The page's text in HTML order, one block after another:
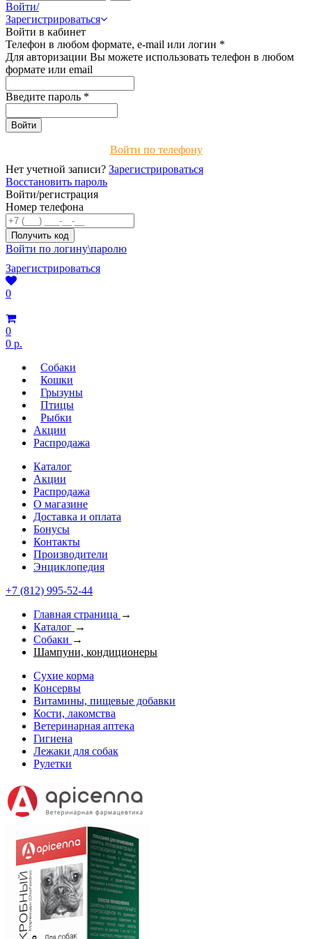
Войти/
Зарегистрироваться
Войти в кабинет
Телефон в любом формате, e-mail или логин *
Для авторизации Вы можете использовать телефон в любом
формате или email
Введите пароль *
Войти по телефону
Нет учетной записи? Зарегистрироваться
Восстановить пароль
Войти/регистрация
Номер телефона
Войти по логину\паролю
Зарегистрироваться
0
0
0 р.
Собаки
Кошки
Грызуны
Птицы
Рыбки
Акции
Распродажа
Каталог
Акции
Распродажа
О магазине
Доставка и оплата
Бонусы
Контакты
Производители
Энциклопедия
+7 (812) 995-52-44
Главная страница →
Каталог →
Собаки →
Шампуни, кондиционеры
Сухие корма
Консервы
Витамины, пищевые добавки
Кости, лакомства
Ветеринарная аптека
Гигиена
Лежаки для собак
Рулетки